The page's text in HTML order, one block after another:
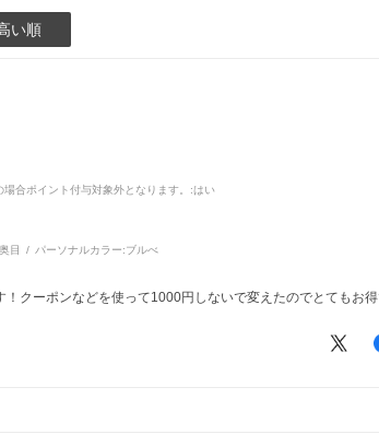
い順
合ポイント付与対象外となります。 :はい
奥目 パーソナルカラー:ブルべ
クーポンなどを使って1000円しないで変えたのでとてもお得